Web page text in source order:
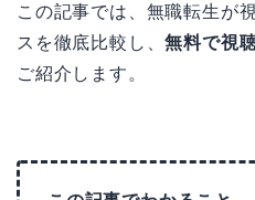
この記事では、無職転生が
スを徹底比較し、無料で視
ご紹介します。